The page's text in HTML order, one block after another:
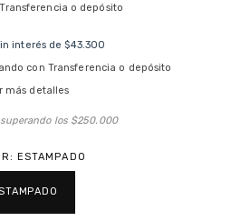
Transferencia o depósito
interés de$43.300
con Transferencia o depósito
más detalles
superando los $250.000
ESTAMPADO